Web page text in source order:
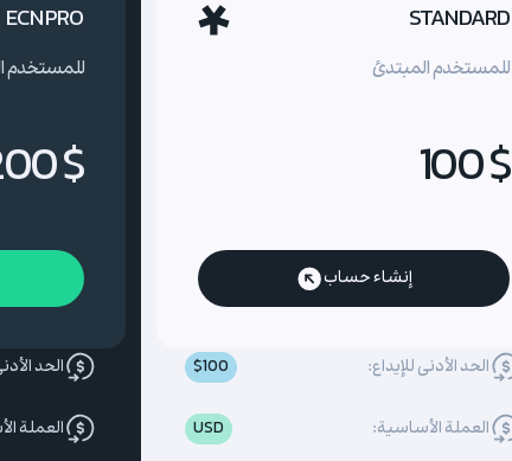
STANDARD
للمستخدم المبتدئ
$ 100
إنشاء حساب
الحد الأدنى للإيداع: $100
العملة الأساسية: USD
ECN PRO
للمستخدم
$ 200
الحد
العملة